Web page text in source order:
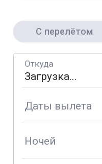
С перелётом
Откуда
Даты вылета
Ночей